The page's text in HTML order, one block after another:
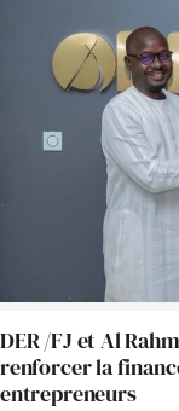
DER /FJ et Al
renforcer la
entrepreneurs